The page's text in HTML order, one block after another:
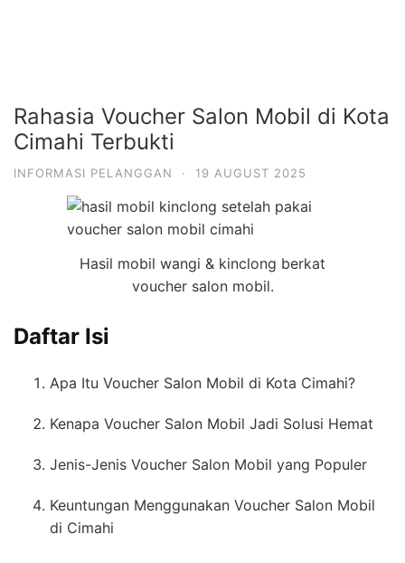
Rahasia Voucher Salon Mobil di Kota
Cimahi Terbukti
INFORMASI PELANGGAN · 19 AUGUST 2025
Hasil mobil wangi & kinclong berkat
voucher salon mobil.
Daftar Isi
Apa Itu Voucher Salon Mobil di Kota Cimahi?
Kenapa Voucher Salon Mobil Jadi Solusi Hemat
Jenis-Jenis Voucher Salon Mobil yang Populer
Keuntungan Menggunakan Voucher Salon Mobil
di Cimahi